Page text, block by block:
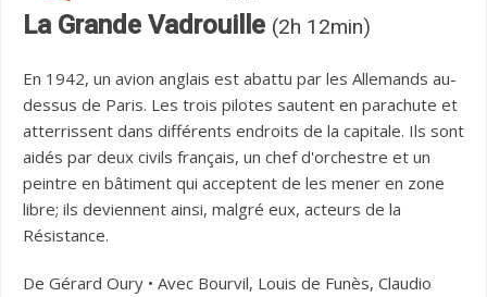
La Grande Vadrouille (2h 12min)
En 1942, un avion anglais est abattu par les Allemands au-
dessus de Paris. Les trois pilotes sautent en parachute et
atterrissent dans différents endroits de la capitale. Ils sont
aidés par deux civils français, un chef d'orchestre et un
peintre en bâtiment qui acceptent de les mener en zone
libre; ils deviennent ainsi, malgré eux, acteurs de la
Résistance.
De Gérard Oury • Avec Bourvil, Louis de Funès, Claudio